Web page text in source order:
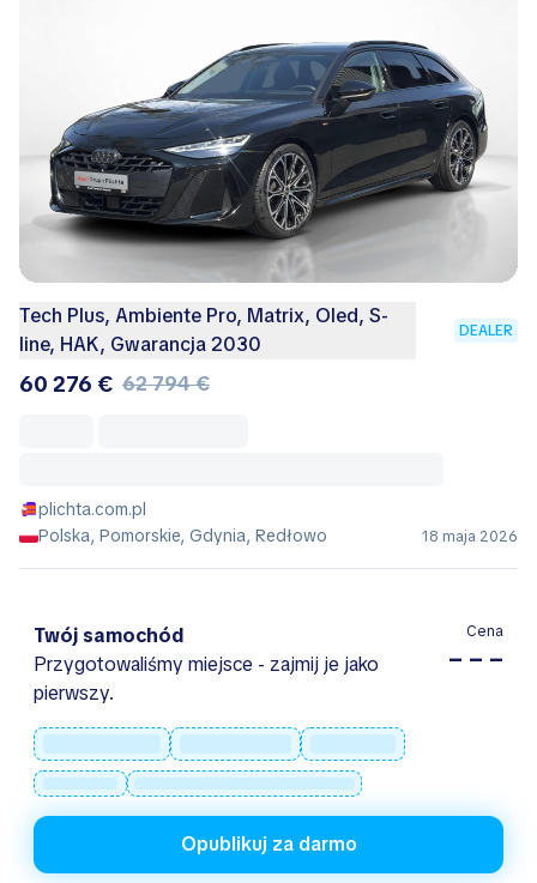
Tech Plus, Ambiente Pro, Matrix, Oled, S-
line, HAK, Gwarancja 2030
DEALER
60 276 € 62 794 €
plichta.com.pl
Polska, Pomorskie, Gdynia, Redłowo
18 maja 2026
Twój samochód
Przygotowaliśmy miejsce - zajmij je jako
pierwszy.
Cena
– – –
Opublikuj za darmo